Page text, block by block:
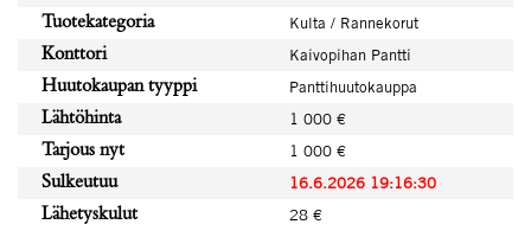
Tuotekategoria
Kulta / Rannekorut
Konttori
Kaivopihan Pantti
Huutokaupan tyyppi
Panttihuutokauppa
Lähtöhinta
1 000 €
Tarjous nyt
1 000 €
Sulkeutuu
16.6.2026 19:16:30
Lähetyskulut
28 €